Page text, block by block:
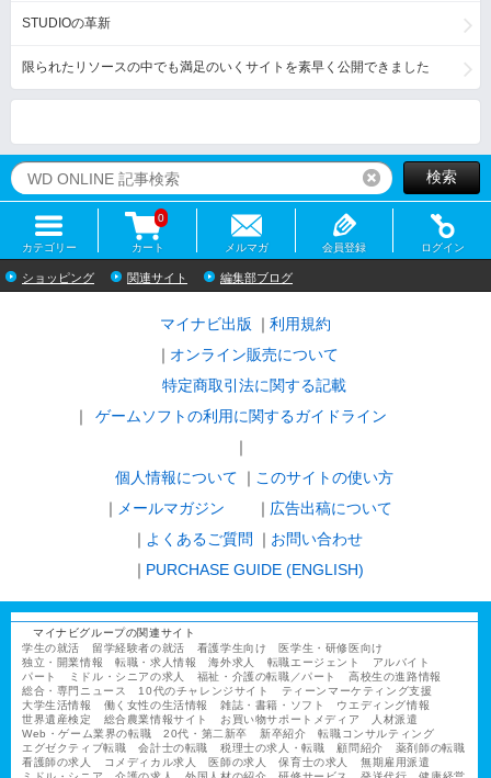
STUDIOの革新
限られたリソースの中でも満足のいくサイトを素早く公開できました
リセット検索
カテゴリー カート
0
メルマガ 会員登録 ログイン
ショッピング 関連サイト 編集部ブログ
マイナビ出版
利用規約
オンライン販売について
特定商取引法に関する記載
ゲームソフトの利用に関するガイドライン
｜
個人情報について
このサイトの使い方
メールマガジン
広告出稿について
よくあるご質問
お問い合わせ
PURCHASE GUIDE (ENGLISH)
マイナビグループの関連サイト
学生の就活
留学経験者の就活 看護学生向け
医学生・研修医向け
独立・開業情報
転職・求人情報 海外求人 転職エージェント
アルバイト
パート
ミドル・シニアの求人 福祉・介護の転職／パート
高校生の進路情報
総合・専門ニュース
10代のチャレンジサイト
ティーンマーケティング支援
大学生活情報
働く女性の生活情報 雑誌・書籍・ソフト
ウエディング情報
世界遺産検定
総合農業情報サイト お買い物サポートメディア
人材派遣
Web・ゲーム業界の転職
20代・第二新卒 新卒紹介
転職コンサルティング
エグゼクティブ転職
会計士の転職 税理士の求人・転職 顧問紹介
薬剤師の転職
看護師の求人
コメディカル求人 医師の求人 保育士の求人
無期雇用派遣